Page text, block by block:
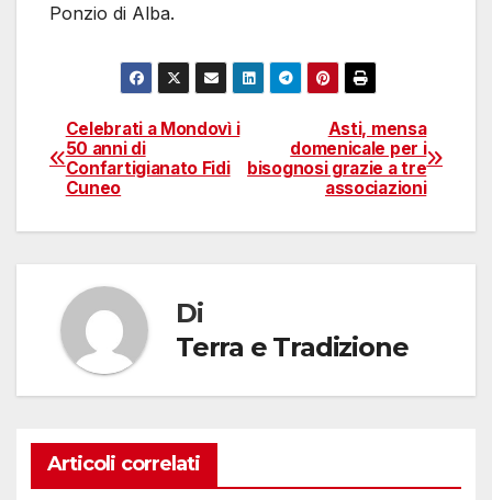
Ponzio di Alba.
Navigazione
articoli
Asti, mensa
domenicale per i
bisognosi grazie a tre
associazioni
Celebrati a Mondovì i
50 anni di
Confartigianato Fidi
Cuneo
Di
Terra e Tradizione
Articoli correlati